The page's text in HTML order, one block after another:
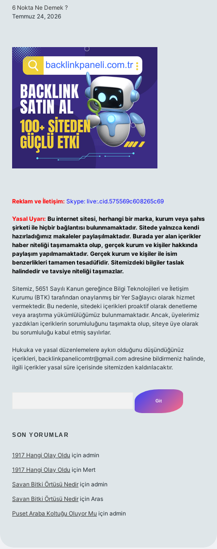
6 Nokta Ne Demek ?
Temmuz 24, 2026
Reklam ve İletişim: Skype: live:.cid.575569c608265c69
Yasal Uyarı: Bu internet sitesi, herhangi bir marka, kurum veya şahıs
şirketi ile hiçbir bağlantısı bulunmamaktadır. Sitede yalnızca kendi
hazırladığımız makaleler paylaşılmaktadır. Burada yer alan içerikler
haber niteliği taşımamakta olup, gerçek kurum ve kişiler hakkında
paylaşım yapılmamaktadır. Gerçek kurum ve kişiler ile isim
benzerlikleri tamamen tesadüfidir. Sitemizdeki bilgiler taslak
halindedir ve tavsiye niteliği taşımazlar.
Sitemiz, 5651 Sayılı Kanun gereğince Bilgi Teknolojileri ve İletişim
Kurumu (BTK) tarafından onaylanmış bir Yer Sağlayıcı olarak hizmet
vermektedir. Bu nedenle, sitedeki içerikleri proaktif olarak denetleme
veya araştırma yükümlülüğümüz bulunmamaktadır. Ancak, üyelerimiz
yazdıkları içeriklerin sorumluluğunu taşımakta olup, siteye üye olarak
bu sorumluluğu kabul etmiş sayılırlar.
Hukuka ve yasal düzenlemelere aykırı olduğunu düşündüğünüz
içerikleri, backlinkpanelicomtr@gmail.com adresine bildirmeniz halinde,
ilgili içerikler yasal süre içerisinde sitemizden kaldırılacaktır.
SON YORUMLAR
1917 Hangi Olay Oldu için admin
1917 Hangi Olay Oldu için Mert
Savan Bitki Örtüsü Nedir için admin
Savan Bitki Örtüsü Nedir için Aras
Puset Araba Koltuğu Oluyor Mu için admin